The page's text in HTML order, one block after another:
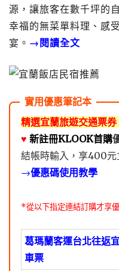
源，讓旅客在數千坪的
幸福的無菜單料理、感
宴。 →閱讀全文
精選宜蘭旅遊交通票
♥️ 新註冊KLOOK首購
結帳時輸入，享400
→優惠碼使用教學
*從以下指定連結訂購才享
葛瑪蘭客運台北往返
車票